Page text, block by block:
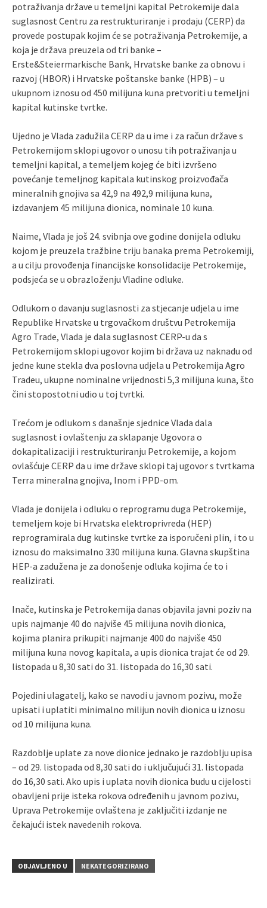
potraživanja države u temeljni kapital Petrokemije dala
suglasnost Centru za restrukturiranje i prodaju (CERP) da
provede postupak kojim će se potraživanja Petrokemije, a
koja je država preuzela od tri banke –
Erste&Steiermarkische Bank, Hrvatske banke za obnovu i
razvoj (HBOR) i Hrvatske poštanske banke (HPB) – u
ukupnom iznosu od 450 milijuna kuna pretvoriti u temeljni
kapital kutinske tvrtke.
Ujedno je Vlada zadužila CERP da u ime i za račun države s
Petrokemijom sklopi ugovor o unosu tih potraživanja u
temeljni kapital, a temeljem kojeg će biti izvršeno
povećanje temeljnog kapitala kutinskog proizvođača
mineralnih gnojiva sa 42,9 na 492,9 milijuna kuna,
izdavanjem 45 milijuna dionica, nominale 10 kuna.
Naime, Vlada je još 24. svibnja ove godine donijela odluku
kojom je preuzela tražbine triju banaka prema Petrokemiji,
a u cilju provođenja financijske konsolidacije Petrokemije,
podsjeća se u obrazloženju Vladine odluke.
Odlukom o davanju suglasnosti za stjecanje udjela u ime
Republike Hrvatske u trgovačkom društvu Petrokemija
Agro Trade, Vlada je dala suglasnost CERP-u da s
Petrokemijom sklopi ugovor kojim bi država uz naknadu od
jedne kune stekla dva poslovna udjela u Petrokemija Agro
Tradeu, ukupne nominalne vrijednosti 5,3 milijuna kuna, što
čini stopostotni udio u toj tvrtki.
Trećom je odlukom s današnje sjednice Vlada dala
suglasnost i ovlaštenju za sklapanje Ugovora o
dokapitalizaciji i restrukturiranju Petrokemije, a kojom
ovlašćuje CERP da u ime države sklopi taj ugovor s tvrtkama
Terra mineralna gnojiva, Inom i PPD-om.
Vlada je donijela i odluku o reprogramu duga Petrokemije,
temeljem koje bi Hrvatska elektroprivreda (HEP)
reprogramirala dug kutinske tvrtke za isporučeni plin, i to u
iznosu do maksimalno 330 milijuna kuna. Glavna skupština
HEP-a zadužena je za donošenje odluka kojima će to i
realizirati.
Inače, kutinska je Petrokemija danas objavila javni poziv na
upis najmanje 40 do najviše 45 milijuna novih dionica,
kojima planira prikupiti najmanje 400 do najviše 450
milijuna kuna novog kapitala, a upis dionica trajat će od 29.
listopada u 8,30 sati do 31. listopada do 16,30 sati.
Pojedini ulagatelj, kako se navodi u javnom pozivu, može
upisati i uplatiti minimalno milijun novih dionica u iznosu
od 10 milijuna kuna.
Razdoblje uplate za nove dionice jednako je razdoblju upisa
– od 29. listopada od 8,30 sati do i uključujući 31. listopada
do 16,30 sati. Ako upis i uplata novih dionica budu u cijelosti
obavljeni prije isteka rokova određenih u javnom pozivu,
Uprava Petrokemije ovlaštena je zaključiti izdanje ne
čekajući istek navedenih rokova.
OBJAVLJENO U NEKATEGORIZIRANO